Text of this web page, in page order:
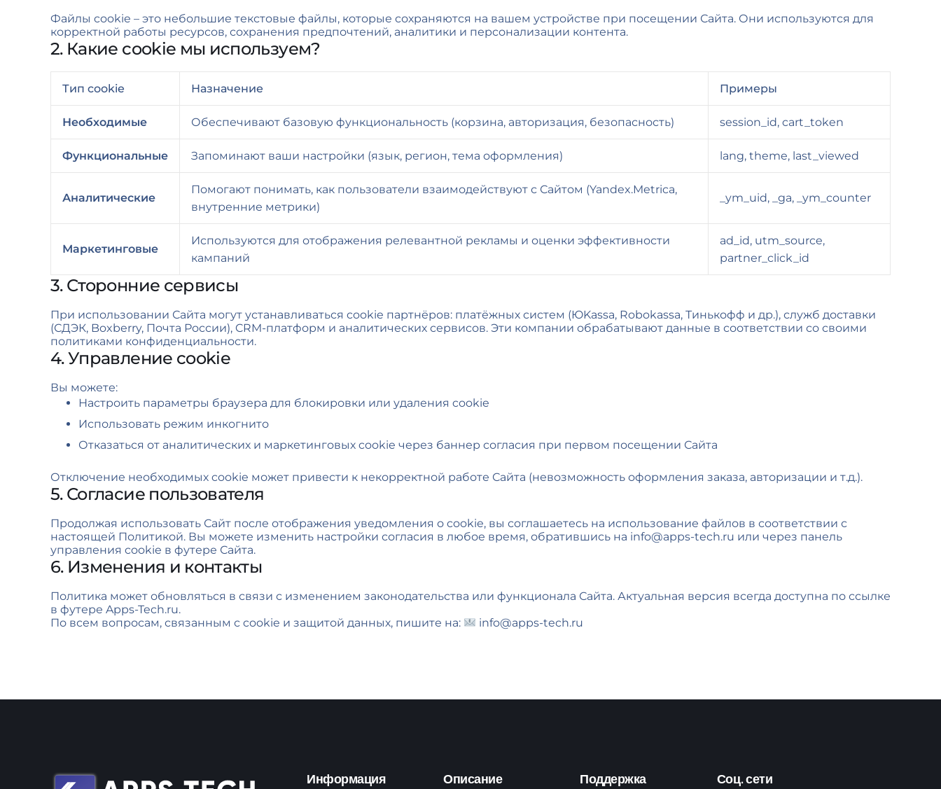
Файлы cookie – это небольшие текстовые файлы, которые сохраняются на вашем устройстве при посещении Сайта. Они используются для
корректной работы ресурсов, сохранения предпочтений, аналитики и персонализации контента.
2. Какие cookie мы используем?
Тип cookie Назначение Примеры
Необходимые Обеспечивают базовую функциональность (корзина, авторизация, безопасность) session_id, cart_token
Функциональные Запоминают ваши настройки (язык, регион, тема оформления) lang, theme, last_viewed
Аналитические
Помогают понимать, как пользователи взаимодействуют с Сайтом (Yandex.Metrica,
внутренние метрики)
_ym_uid, _ga, _ym_counter
Маркетинговые
Используются для отображения релевантной рекламы и оценки эффективности
кампаний
ad_id, utm_source,
partner_click_id
3. Сторонние сервисы
При использовании Сайта могут устанавливаться cookie партнёров: платёжных систем (ЮKassa, Robokassa, Тинькофф и др.), служб доставки
(СДЭК, Boxberry, Почта России), CRM-платформ и аналитических сервисов. Эти компании обрабатывают данные в соответствии со своими
политиками конфиденциальности.
4. Управление cookie
Вы можете:
Настроить параметры браузера для блокировки или удаления cookie
Использовать режим инкогнито
Отказаться от аналитических и маркетинговых cookie через баннер согласия при первом посещении Сайта
Отключение необходимых cookie может привести к некорректной работе Сайта (невозможность оформления заказа, авторизации и т.д.).
5. Согласие пользователя
Продолжая использовать Сайт после отображения уведомления о cookie, вы соглашаетесь на использование файлов в соответствии с
настоящей Политикой. Вы можете изменить настройки согласия в любое время, обратившись на info@apps-tech.ru или через панель
управления cookie в футере Сайта.
6. Изменения и контакты
Политика может обновляться в связи с изменением законодательства или функционала Сайта. Актуальная версия всегда доступна по ссылке
в футере Apps-Tech.ru.
По всем вопросам, связанным с cookie и защитой данных, пишите на:
info@apps-tech.ru
Информация Описание Поддержка Соц. сети